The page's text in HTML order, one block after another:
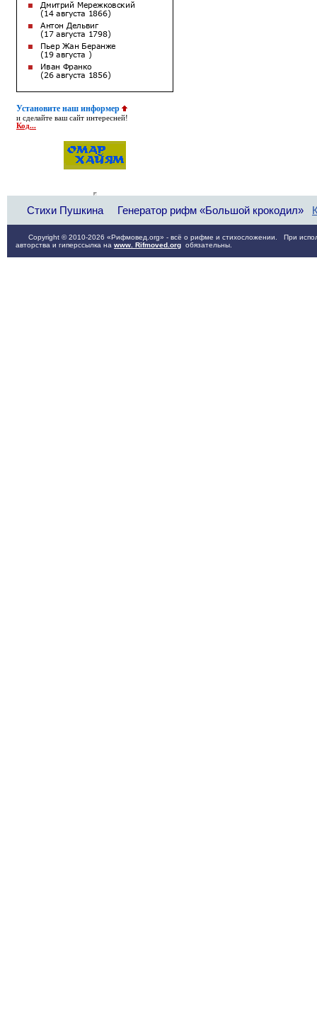
Установите наш информер
и сделайте ваш сайт интересней!
Код...
Стихи Пушкина Генератор рифм «Большой крокодил»
Copyright © 2010-2026 «Рифмовед.org» - всё о рифме и стихосложении. При
авторства и гиперссылка на www. Rifmoved.org обязательны.